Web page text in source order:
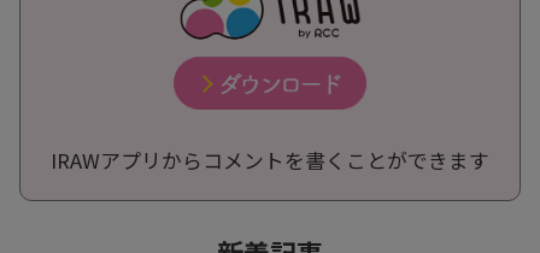
IRAWアプリからコメントを書くことができます